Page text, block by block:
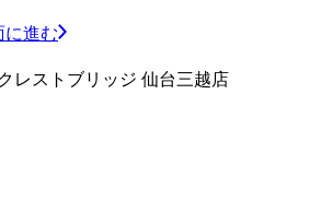
に進む
レストブリッジ 仙台三越店